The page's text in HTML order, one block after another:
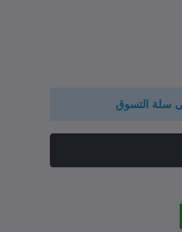
سلة التسوق